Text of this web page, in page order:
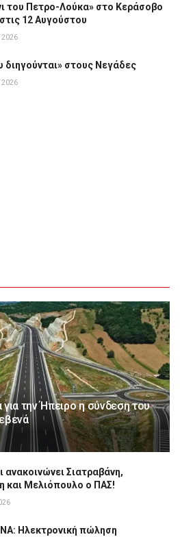
του Πετρο-Λούκα» στο Κεράσοβο
12 Αυγούστου
2026
διηγούνται» στους Νεγάδες
2026
για την Ήπειρο η σύνδεση του
ανακοινώνει Σιατραβάνη,
και Μελιόπουλο ο ΠΑΣ!
Hλεκτρονική πώληση